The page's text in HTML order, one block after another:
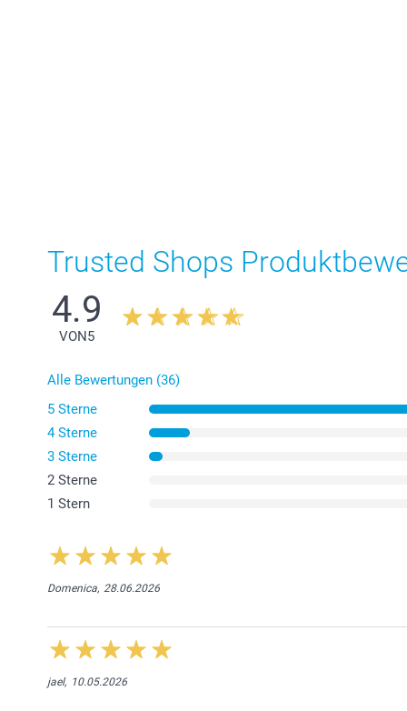
Trusted Shops
4.9
VON5
Alle Bewertungen (36)
5 Sterne
4 Sterne
3 Sterne
2 Sterne
1 Stern
Domenica, 28.06.2026
jael, 10.05.2026